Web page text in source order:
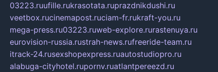
03223.ruufille.rukrasotata.ruprazdnikdushi.ru
veetbox.rucinemapost.ruciam-fr.rukraft-you.ru
mega-press.ru03223.ruweb-explore.rurastenuya.ru
eurovision-russia.rustrah-news.rufreeride-team.ru
itrack-24.rusexshopexpress.ruautostudiopro.ru
alabuga-cityhotel.rupornv.ruatlantpereezd.ru